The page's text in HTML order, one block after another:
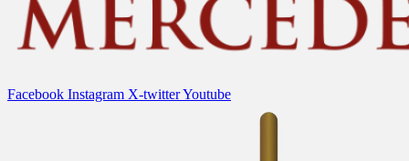
Facebook Instagram X-twitterYoutube